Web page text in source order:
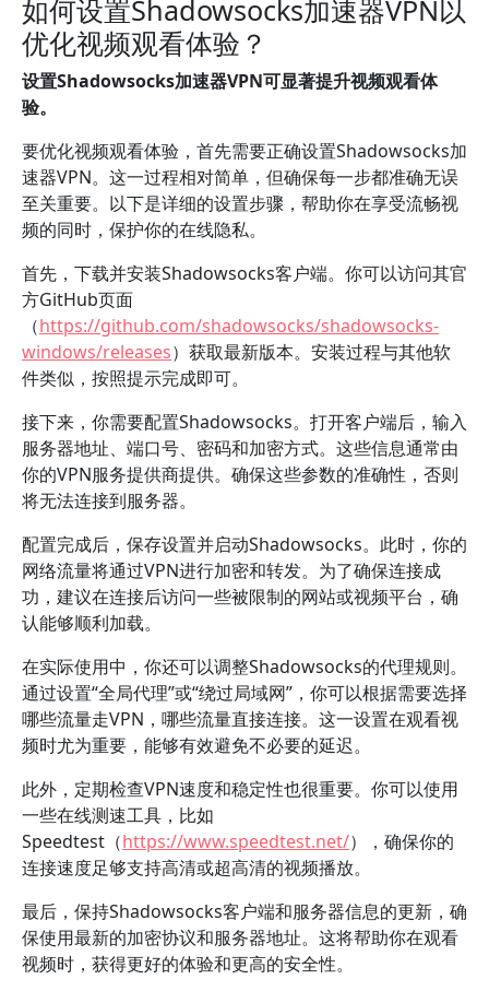
如何设置Shadowsocks加速器VPN以
优化视频观看体验？
设置Shadowsocks加速器VPN可显著提升视频观看体
验。
要优化视频观看体验，首先需要正确设置Shadowsocks加
速器VPN。这一过程相对简单，但确保每一步都准确无误
至关重要。以下是详细的设置步骤，帮助你在享受流畅视
频的同时，保护你的在线隐私。
首先，下载并安装Shadowsocks客户端。你可以访问其官
方GitHub页面
（https://github.com/shadowsocks/shadowsocks-
windows/releases）获取最新版本。安装过程与其他软
件类似，按照提示完成即可。
接下来，你需要配置Shadowsocks。打开客户端后，输入
服务器地址、端口号、密码和加密方式。这些信息通常由
你的VPN服务提供商提供。确保这些参数的准确性，否则
将无法连接到服务器。
配置完成后，保存设置并启动Shadowsocks。此时，你的
网络流量将通过VPN进行加密和转发。为了确保连接成
功，建议在连接后访问一些被限制的网站或视频平台，确
认能够顺利加载。
在实际使用中，你还可以调整Shadowsocks的代理规则。
通过设置“全局代理”或“绕过局域网”，你可以根据需要选择
哪些流量走VPN，哪些流量直接连接。这一设置在观看视
频时尤为重要，能够有效避免不必要的延迟。
此外，定期检查VPN速度和稳定性也很重要。你可以使用
一些在线测速工具，比如
Speedtest（https://www.speedtest.net/），确保你的
连接速度足够支持高清或超高清的视频播放。
最后，保持Shadowsocks客户端和服务器信息的更新，确
保使用最新的加密协议和服务器地址。这将帮助你在观看
视频时，获得更好的体验和更高的安全性。